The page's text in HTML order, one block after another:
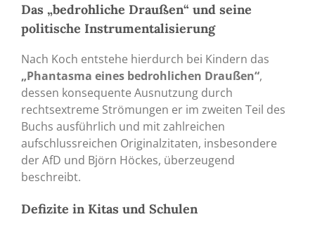
Das „bedrohliche Draußen“ und seine
politische Instrumentalisierung
Nach Koch entstehe hierdurch bei Kindern das
„Phantasma eines bedrohlichen Draußen“,
dessen konsequente Ausnutzung durch
rechtsextreme Strömungen er im zweiten Teil des
Buchs ausführlich und mit zahlreichen
aufschlussreichen Originalzitaten, insbesondere
der AfD und Björn Höckes, überzeugend
beschreibt.
Defizite in Kitas und Schulen